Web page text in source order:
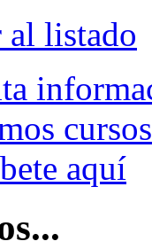
listado
cursos
aquí